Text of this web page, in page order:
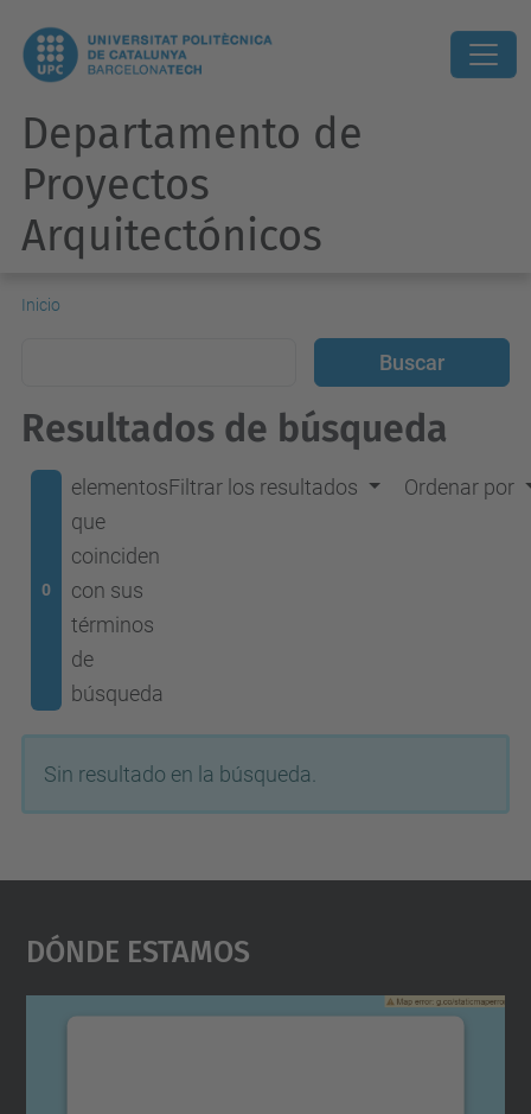
Departamento de
Proyectos
Arquitectónicos
Inicio
Resultados de búsqueda
0
elementos
que
coinciden
con sus
términos
de
búsqueda
Filtrar los resultados Ordenar por
Sin resultado en la búsqueda.
Dónde Estamos